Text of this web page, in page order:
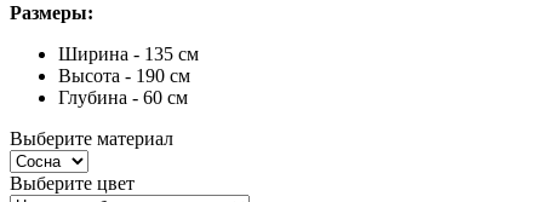
Размеры:
Ширина - 135 см
Высота - 190 см
Глубина - 60 см
Выберите материал
Выберите цвет